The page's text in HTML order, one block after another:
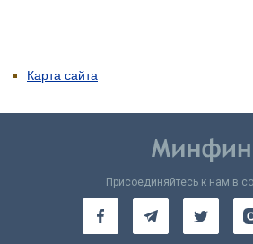
Карта сайта
Присоединяйтесь к нам в